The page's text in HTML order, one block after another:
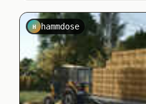
H hammdose